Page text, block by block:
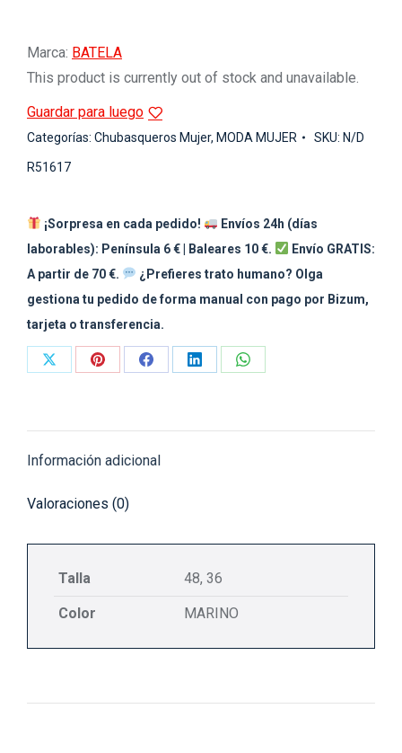
Marca: BATELA
This product is currently out of stock and unavailable.
Guardar para luego
Categorías: Chubasqueros Mujer, MODA MUJER SKU: N/D
R51617
¡Sorpresa en cada pedido!
Envíos 24h (días
laborables): Península 6 € | Baleares 10 €.
Envío GRATIS:
A partir de 70 €.
¿Prefieres trato humano? Olga
gestiona tu pedido de forma manual con pago por Bizum,
tarjeta o transferencia.
Share
Share
Share
Share
Share
Información adicional
Valoraciones (0)
Talla 48, 36
Color MARINO